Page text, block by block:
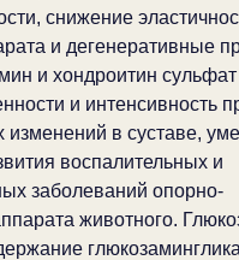
снижение
и дегенеративные
и хондроитин
и интенсивность
изменений в суставе,
воспалительных и
заболеваний опорно-
животного.